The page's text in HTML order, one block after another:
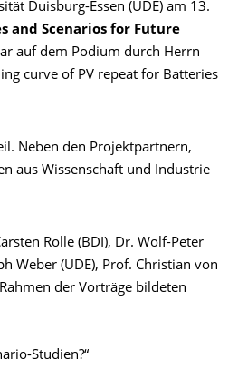
Duisburg-Essen (UDE) am 13.
and Scenarios for Future
auf dem Podium durch Herrn
curve of PV repeat for Batteries
Neben den Projektpartnern,
aus Wissenschaft und Industrie
Rolle (BDI), Dr. Wolf-Peter
Weber (UDE), Prof. Christian von
der Vorträge bildeten
Studien?“